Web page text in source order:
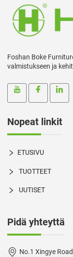
Foshan Boke
valmistukseen ja
Nopeat linkit
ETUSIVU
TUOTTEET
UUTISET
Pidä yhteyttä
No.1 Xingye